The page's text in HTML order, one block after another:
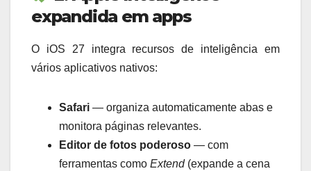
expandida em apps
O iOS 27 integra recursos de inteligência em
vários aplicativos nativos:
Safari — organiza automaticamente abas e
monitora páginas relevantes.
Editor de fotos poderoso — com
ferramentas como Extend(expande a cena